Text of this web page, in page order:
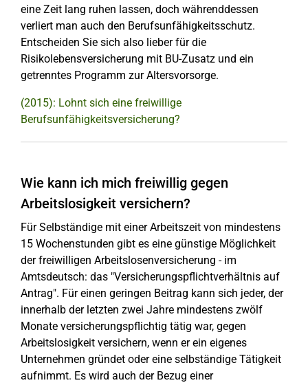
eine Zeit lang ruhen lassen, doch währenddessen
verliert man auch den Berufsunfähigkeitsschutz.
Entscheiden Sie sich also lieber für die
Risikolebensversicherung mit BU-Zusatz und ein
getrenntes Programm zur Altersvorsorge.
(2015): Lohnt sich eine freiwillige
Berufsunfähigkeitsversicherung?
Wie kann ich mich freiwillig gegen
Arbeitslosigkeit versichern?
Für Selbständige mit einer Arbeitszeit von mindestens
15 Wochenstunden gibt es eine günstige Möglichkeit
der freiwilligen Arbeitslosenversicherung - im
Amtsdeutsch: das "Versicherungspflichtverhältnis auf
Antrag". Für einen geringen Beitrag kann sich jeder, der
innerhalb der letzten zwei Jahre mindestens zwölf
Monate versicherungspflichtig tätig war, gegen
Arbeitslosigkeit versichern, wenn er ein eigenes
Unternehmen gründet oder eine selbständige Tätigkeit
aufnimmt. Es wird auch der Bezug einer